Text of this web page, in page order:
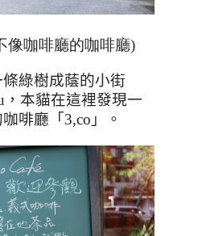
像咖啡廳的咖啡廳)
綠樹成蔭的小街
，本貓在這裡發現一
啡廳「3,co 」。